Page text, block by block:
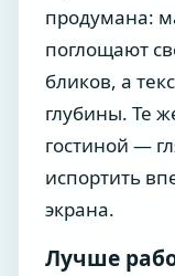
продумана:
поглощают
бликов, а
глубины. Те
гостиной —
испортить
экрана.
Лучше